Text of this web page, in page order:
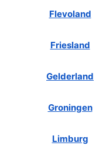
Flevoland
Friesland
Gelderland
Groningen
Limburg